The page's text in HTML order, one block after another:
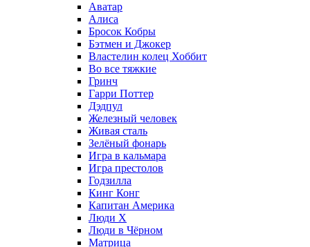
Аватар
Алиса
Бросок Кобры
Бэтмен и Джокер
Властелин колец Хоббит
Во все тяжкие
Гринч
Гарри Поттер
Дэдпул
Железный человек
Живая сталь
Зелёный фонарь
Игра в кальмара
Игра престолов
Годзилла
Кинг Конг
Капитан Америка
Люди X
Люди в Чёрном
Матрица